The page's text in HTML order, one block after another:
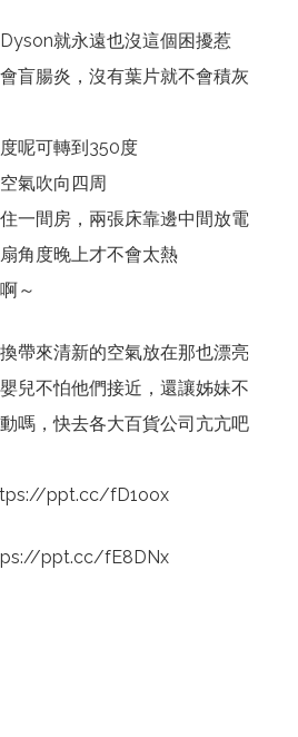
就永遠也沒這個困擾惹
盲腸炎，沒有葉片就不會積灰
呢可轉到350度
氣吹向四周
一間房，兩張床靠邊中間放電
角度晚上才不會太熱
～
帶來清新的空氣放在那也漂亮
兒不怕他們接近，還讓姊妹不
嗎，快去各大百貨公司亢亢吧
ppt.cc/fD1oox
ppt.cc/fE8DNx